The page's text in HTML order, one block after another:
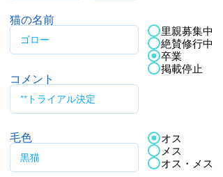
猫の名前
コメント
里親募集中
絶賛修行中
卒業
掲載停止
毛色
オス
メス
オス・メス